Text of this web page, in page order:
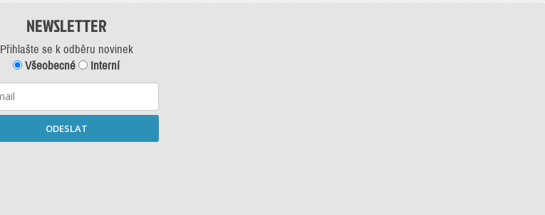
NEWSLETTER
Přihlašte se k odběru novinek
Všeobecné
Interní
ODESLAT